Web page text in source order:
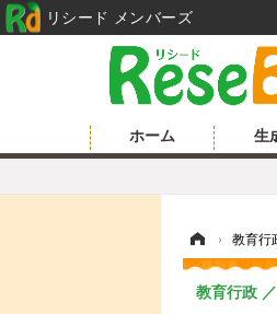
ホーム 生
› 教育行
教育行政
リシード メンバーズ